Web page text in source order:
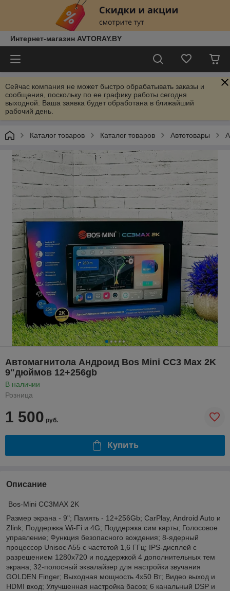
Интернет-магазин AVTORAY.BY
Сейчас компания не может быстро обрабатывать заказы и
сообщения, поскольку по ее графику работы сегодня
выходной. Ваша заявка будет обработана в ближайший
рабочий день.
Каталог товаров Каталог товаров Автотовары
Автомагнитола Андроид Bos Mini CC3 Max 2K
9"дюймов 12+256gb
В наличии
Розница
1 500 руб.
Купить
Описание
Bos-Mini CC3MAX 2K
Размер экрана - 9"; Память - 12+256Gb; CarPlay, Android Auto и
Zlink; Поддержка Wi-Fi и 4G; Поддержка сим карты; Голосовое
управление; Функция безопасного вождения; 8-ядерный
процессор Unisoc A55 с частотой 1,6 ГГц; IPS-дисплей с
разрешением 1280x720 и поддержкой 4 дополнительных тем
экрана; 32-полосный эквалайзер для настройки звучания
GOLDEN Finger; Выходная мощность 4х50 Вт; Видео выход и
НDМI вход; Улучшенная настройка басов; 6 канальный DSР и